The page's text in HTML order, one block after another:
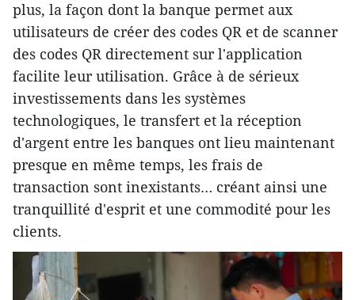
plus, la façon dont la banque permet aux
utilisateurs de créer des codes QR et de scanner
des codes QR directement sur l'application
facilite leur utilisation. Grâce à de sérieux
investissements dans les systèmes
technologiques, le transfert et la réception
d'argent entre les banques ont lieu maintenant
presque en même temps, les frais de
transaction sont inexistants… créant ainsi une
tranquillité d'esprit et une commodité pour les
clients.